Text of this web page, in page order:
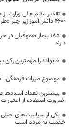
تقدیر مقام عالی وزارت
۴۶۰۰ دانش‌آموز زیر چتر «طرح حامی»
۱۸۵ بیمار
دارند
خانواده را مهمترین
موضوع میراث فرهنگی،
بیشترین تعداد
،ضرورت استفاده از
یکی از سیاست‌های
خدمت به مردم است